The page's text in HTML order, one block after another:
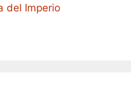
del Imperio